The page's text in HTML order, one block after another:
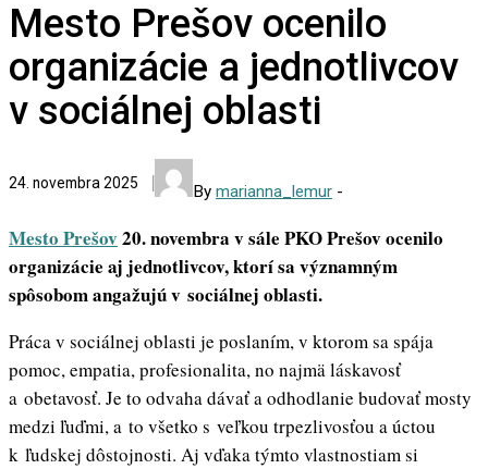
Mesto Prešov ocenilo
organizácie a jednotlivcov
v sociálnej oblasti
24. novembra 2025 By marianna_lemur -
Mesto Prešov 20. novembra v sále PKO Prešov ocenilo
organizácie aj jednotlivcov, ktorí sa významným
spôsobom angažujú v sociálnej oblasti.
Práca v sociálnej oblasti je poslaním, v ktorom sa spája
pomoc, empatia, profesionalita, no najmä láskavosť
a obetavosť. Je to odvaha dávať a odhodlanie budovať mosty
medzi ľuďmi, a to všetko s veľkou trpezlivosťou a úctou
k ľudskej dôstojnosti. Aj vďaka týmto vlastnostiam si